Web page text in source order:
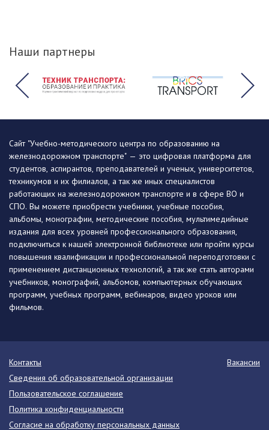
Наши партнеры
Сайт "Учебно-методического центра по образованию на
железнодорожном транспорте" — это цифровая платформа для
студентов, аспирантов, преподавателей и ученых, университетов,
техникумов и их филиалов, а так же иных специалистов
работающих на железнодорожном транспорте и в сфере ВО и
СПО. Вы можете приобрести учебники, учебные пособия,
альбомы, монографии, методические пособия, мультимедийные
издания для всех уровней профессионального образования,
подключиться к нашей электронной библиотеке или пройти курсы
повышения квалификации и профессиональной переподготовки с
применением дистанционных технологий, а так же стать авторами
учебников, монографий, альбомов, компьютерных обучающих
программ, учебных программ, вебинаров, видео уроков или
фильмов.
Контакты
Вакансии
Сведения об образовательной организации
Пользовательское соглашение
Политика конфиденциальности
Согласие на обработку персональных данных